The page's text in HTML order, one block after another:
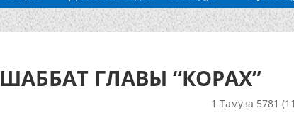
ШАББАТ ГЛАВЫ “КОРАХ”
1 Тамуза 5781